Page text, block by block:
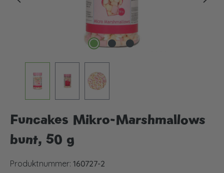
Funcakes Mikro-Marshmallows
bunt, 50 g
Produktnummer: 160727-2